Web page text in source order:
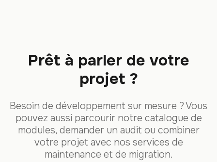
Prêt à parler de votre
projet ?
Besoin de développement sur mesure ? Vous
pouvez aussi parcourir notre catalogue de
modules, demander un audit ou combiner
votre projet avec nos services de
maintenance et de migration.